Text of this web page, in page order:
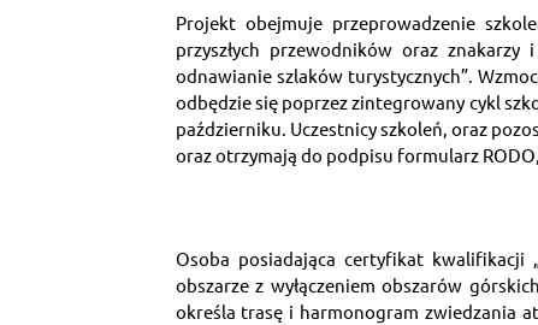
Projekt obejmuje przeprowadzenie
przyszłych przewodników oraz
odnawianie szlaków turystycznych”.
odbędzie się poprzez zintegrowany cykl
październiku. Uczestnicy szkoleń, oraz
oraz otrzymają do podpisu formularz
Osoba posiadająca certyfikat kwalifikacji
obszarze z wyłączeniem obszarów
określa trasę i harmonogram zwiedzania